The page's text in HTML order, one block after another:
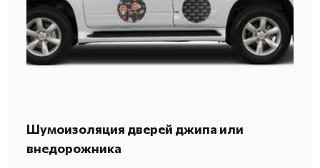
Шумоизоляция дверей джипа или
внедорожника